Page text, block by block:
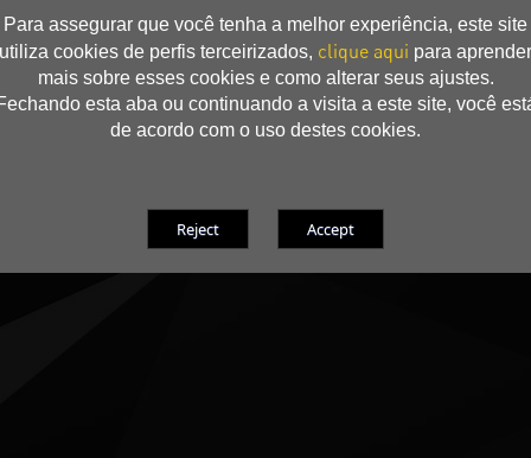
Para assegurar que você tenha a melhor experiência, este site
utiliza cookies de perfis terceirizados, clique aqui para aprender
mais sobre esses cookies e como alterar seus ajustes.
esta aba ou continuando a visita a este site, você
de acordo com o uso destes cookies.